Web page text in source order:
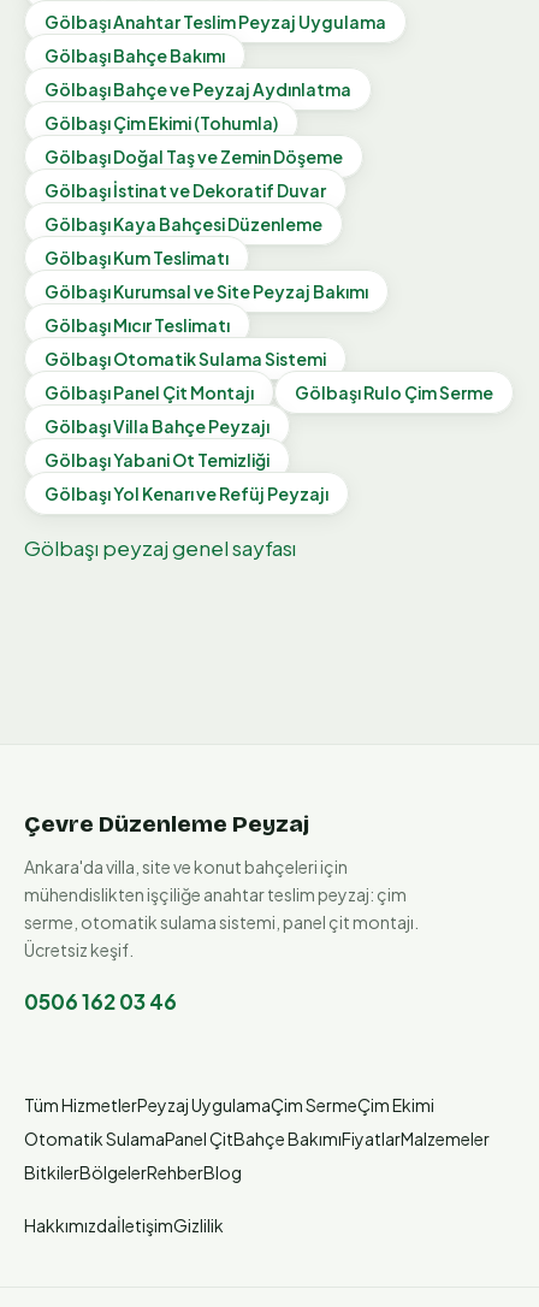
GölbaşıAnahtar Teslim Peyzaj Uygulama
GölbaşıBahçe Bakımı
GölbaşıBahçe ve Peyzaj Aydınlatma
GölbaşıÇim Ekimi (Tohumla)
GölbaşıDoğal Taş ve Zemin Döşeme
Gölbaşıİstinat ve Dekoratif Duvar
GölbaşıKaya Bahçesi Düzenleme
GölbaşıKum Teslimatı
GölbaşıKurumsal ve Site Peyzaj Bakımı
GölbaşıMıcır Teslimatı
GölbaşıOtomatik Sulama Sistemi
GölbaşıPanel Çit Montajı GölbaşıRulo Çim Serme
GölbaşıVilla Bahçe Peyzajı
GölbaşıYabani Ot Temizliği
GölbaşıYol Kenarı ve Refüj Peyzajı
Gölbaşı peyzaj genel sayfası
Çevre Düzenleme Peyzaj
Ankara'da villa, site ve konut bahçeleri için
mühendislikten işçiliğe anahtar teslim peyzaj: çim
serme, otomatik sulama sistemi, panel çit montajı.
Ücretsiz keşif.
0506 162 03 46
Tüm HizmetlerPeyzaj UygulamaÇim SermeÇim Ekimi
Otomatik SulamaPanel ÇitBahçe BakımıFiyatlarMalzemeler
BitkilerBölgelerRehberBlog
HakkımızdaİletişimGizlilik